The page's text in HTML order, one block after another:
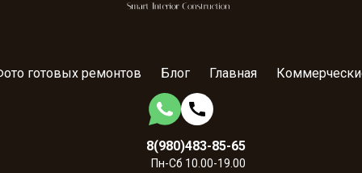
готовых ремонтов Блог Главная
8(980)483-85-65
Пн-Сб 10.00-19.00